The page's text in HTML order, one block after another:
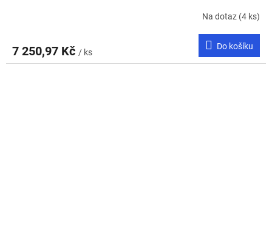
Na dotaz (4 ks)
7 250,97 Kč / ks
Do košíku